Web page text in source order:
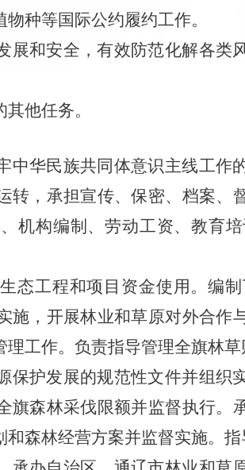
种等国际公约履约工作。
展和安全，有效防范化解各
他任务。
中华民族共同体意识主线工
转，承担宣传、保密、档案、
机构编制、劳动工资、教育
态工程和项目资金使用。编
施，开展林业和草原对外合作
工作。负责指导管理全旗林草
保护发展的规范性文件并组
旗森林采伐限额并监督执行
森林经营方案并监督实施。指